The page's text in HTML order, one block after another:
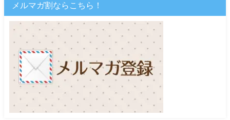
メルマガ割ならこちら！